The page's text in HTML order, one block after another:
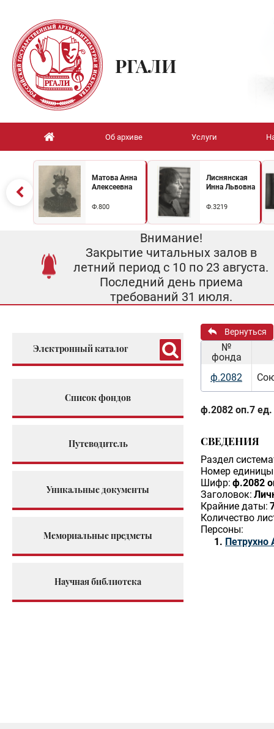
РГАЛИ
Об архиве Услуги
Матова Анна
Алексеевна
Ф.800
Лиснянская
Инна Львовна
Ф.3219
Внимание!
Закрытие читальных залов в
летний период с 10 по 23 августа.
Последний день приема
требований 31 июля.
Электронный каталог
Список фондов
Путеводитель
Уникальные документы
Мемориальные предметы
Научная библиотека
Вернуться
№
фонда
ф.2082
ф.2082 оп.7 ед.
СВЕДЕНИЯ
Раздел
Номер единицы
Шифр: ф.2082
Заголовок:
Крайние даты:
Количество
Персоны:
Петрухно